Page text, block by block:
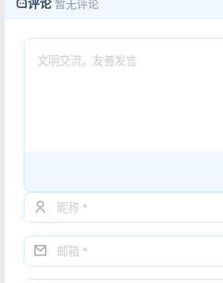
评论 暂无评论